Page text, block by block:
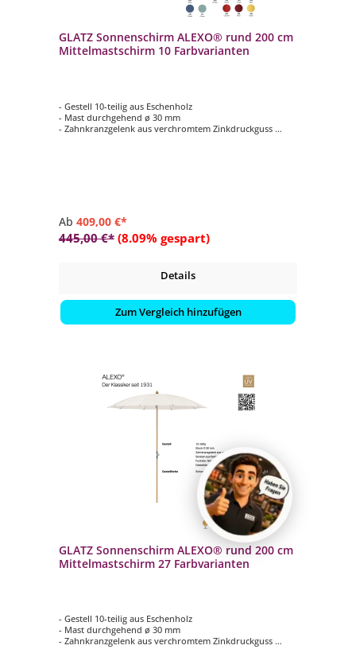
GLATZ Sonnenschirm ALEXO® rund 200 cm
Mittelmastschirm 10 Farbvarianten
- Gestell 10-teilig aus Eschenholz
- Mast durchgehend ø 30 mm
- Zahnkranzgelenk aus verchromtem Zinkdruckguss
Ab 409,00 €*
445,00 €* (8.09% gespart)
Details
Zum Vergleich hinzufügen
GLATZ Sonnenschirm ALEXO® rund 200 cm
Mittelmastschirm 27 Farbvarianten
- Gestell 10-teilig aus Eschenholz
- Mast durchgehend ø 30 mm
- Zahnkranzgelenk aus verchromtem Zinkdruckguss